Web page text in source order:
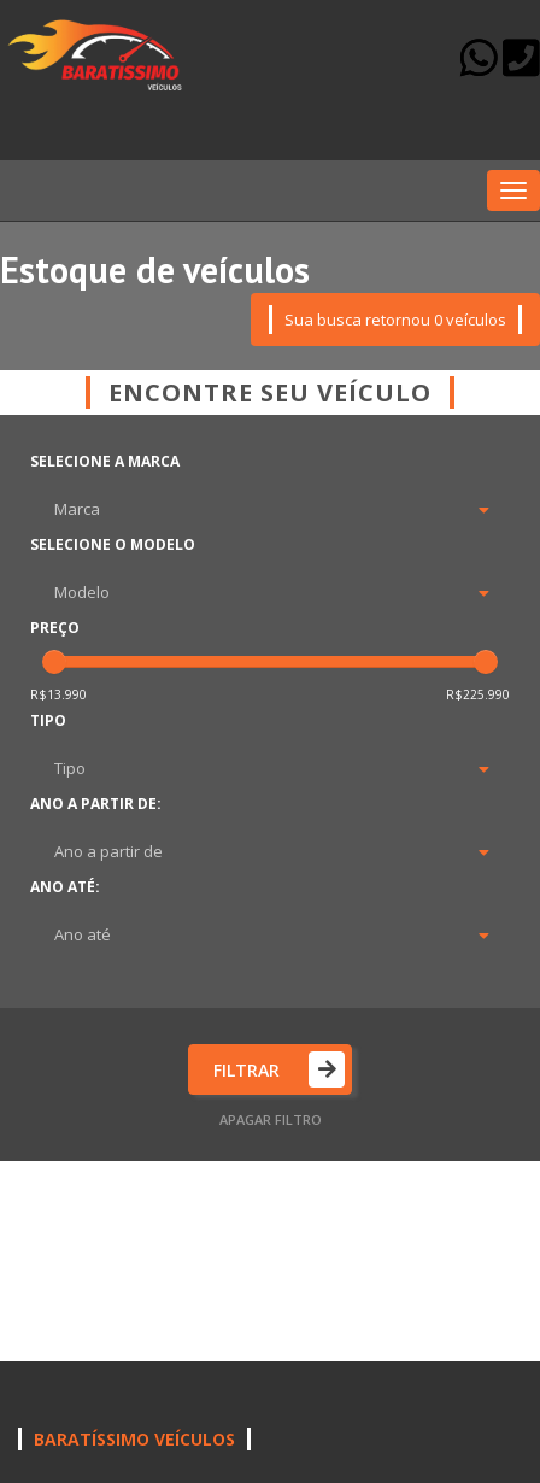
Estoque de veículos
Sua busca retornou 0 veículos
ENCONTRE SEU VEÍCULO
SELECIONE A MARCA
SELECIONE O MODELO
PREÇO
R$13.990 R$225.990
TIPO
ANO A PARTIR DE:
ANO ATÉ:
FILTRAR
APAGAR FILTRO
BARATÍSSIMO VEÍCULOS